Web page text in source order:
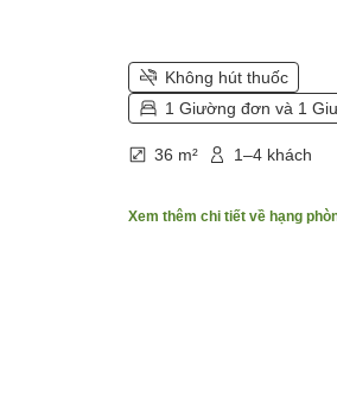
Không hút thuốc
1 Giường đơn và 1
36 m² 1–4 khách
Xem thêm chi tiết về hạng